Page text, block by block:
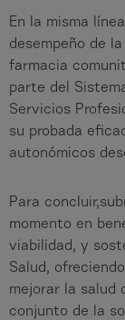
En la misma
desempeño de
farmacia
parte del
Servicios
su probada
autonómicos
Para
momento en
viabilidad, y
Salud,
mejorar la salud
conjunto de la